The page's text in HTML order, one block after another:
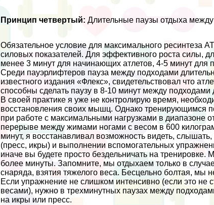
Принцип четвертый: Длительные паузы отдыха
Обязательное условие для максимального ресинтеза
силовых показателей. Для эффективного роста силы,
менее 3 минут для начинающих атлетов, 4-5 минут для
Среди пауэрлифтеров пауза между подходами
известного издания «Флекс», свидетельствовал что
способны сделать паузу в 8-10 минут между
В своей пpaктике я уже не контролирую время,
восстановления своих мышц. Однако тренирующимся
при работе с максимальными нагрузками в диапазоне
перерыве между жимами ногами с весом в 600
минут, я восстанавливал возможность видеть,
(пресс, икры) и выполнении вспомогательных
иначе вы будете просто бездельничать на
более минуты. Запомните, мы отдыхаем только в
снаряда, взятия тяжелого веса. Бесцельно болтая, мы
Если упражнение не слишком интенсивно (если это
весами), нужно в трехминутных паузах между
на икры или пресс.